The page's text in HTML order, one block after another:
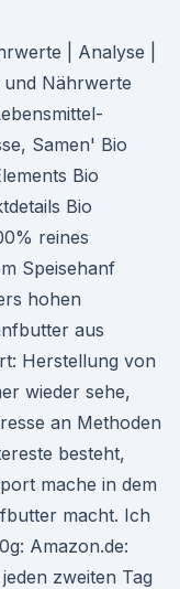
| Analyse |
und Nährwerte
Samen' Bio
Bio
Bio
reines
Speisehanf
hohen
aus
Herstellung von
wieder sehe,
an Methoden
besteht,
mache in dem
macht. Ich
Amazon.de:
zweiten Tag